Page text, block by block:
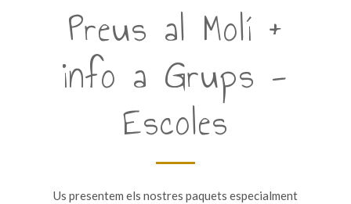
Preus al Molí +
info a Grups -
Escoles
Us presentem els nostres paquets especialment